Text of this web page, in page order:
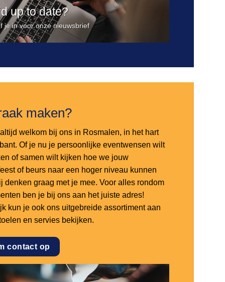
up to date?
je in voor onze nieuwsbrief
maken?
welkom bij ons in Rosmalen, in het hart
Of je nu je persoonlijke eventwensen wilt
of samen wilt kijken hoe we jouw
of beurs naar een hoger niveau kunnen
denken graag met je mee. Voor alles rondom
ben je bij ons aan het juiste adres!
kun je ook ons uitgebreide assortiment aan
en servies bekijken.
contact op